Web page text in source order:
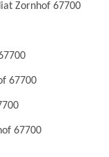
Zornhof 67700
67700
67700